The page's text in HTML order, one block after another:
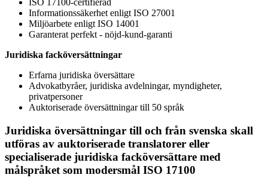
Informationssäkerhet enligt ISO 27001
Miljöarbete enligt ISO 14001
Garanterat perfekt - nöjd-kund-garanti
Juridiska facköversättningar
Erfarna juridiska översättare
Advokatbyråer, juridiska avdelningar, myndigheter,
privatpersoner
Auktoriserade översättningar till 50 språk
Juridiska översättningar till och från svenska skall
utföras av auktoriserade translatorer eller
specialiserade juridiska facköversättare med
målspråket som modersmål ISO 17100